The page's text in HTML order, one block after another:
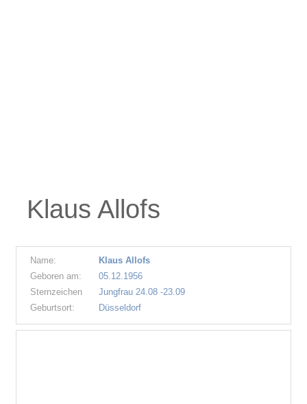
Klaus Allofs
Name:
Klaus Allofs
Geboren am:
05.12.1956
Sternzeichen
Jungfrau 24.08 -23.09
Geburtsort:
Düsseldorf